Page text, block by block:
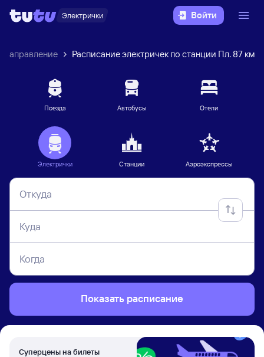
Электрички Войти
направление Расписание электричек по станции Пл. 87 км
Поезда Автобусы Отели
Электрички Станции Аэроэкспрессы
Откуда
Куда
Когда
Показать расписание
Суперцены на билеты